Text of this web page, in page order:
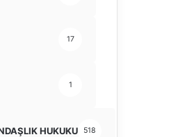
17
1
HUKUKU 518